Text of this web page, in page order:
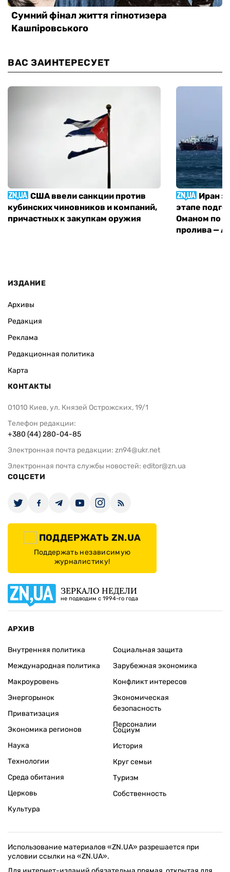
ВАС ЗАИНТЕРЕСУЕТ
США ввели санкции против
кубинских чиновников и компаний,
причастных к закупкам оружия
Иран
этапе
Оманом по
пролива —
ИЗДАНИЕ
Архивы
Редакция
Реклама
Редакционная политика
Карта
КОНТАКТЫ
01010 Киев, ул. Князей Острожских, 19/1
Телефон редакции:
+380 (44) 280-04-85
Электронная почта редакции: zn94@ukr.net
Электронная почта службы новостей: editor@zn.ua
СОЦСЕТИ
ПОДДЕРЖАТЬ ZN.UA
Поддержать независимую
журналистику!
ЗЕРКАЛО НЕДЕЛИ
не подводим с 1994-го года
АРХИВ
Внутренняя политика
Международная политика
Макроуровень
Энергорынок
Приватизация
Экономика регионов
Социальная защита
Зарубежная экономика
Конфликт интересов
Экономическая
безопасность
Персоналии
Наука
Технологии
Среда обитания
Церковь
Культура
Социум
История
Круг семьи
Туризм
Собственность
Использование материалов «ZN.UA» разрешается при
условии ссылки на «ZN.UA».